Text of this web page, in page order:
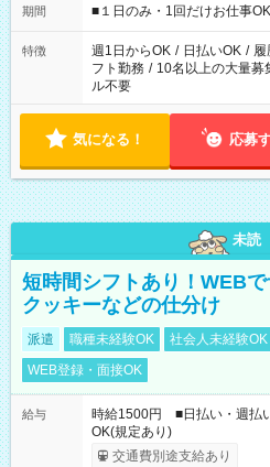
げるお仕事も！ ご希望のお時間に合わせてご紹介！ ※シフトは
ください！
期間 ■１日のみ・1回だけお仕事OK
特徴 週1日からOK / 日払いOK / 履
フト勤務 / 10名以上の大量募
ル不要
気になる！ 応募
未読
短時間シフトあり！WEB
クッキーなどの仕分け
派遣 職種未経験OK 社会人未経験OK
WEB登録・面接OK
給与
時給1500円 ■日払い・週払
OK(規定あり)
交通費別途支給あり